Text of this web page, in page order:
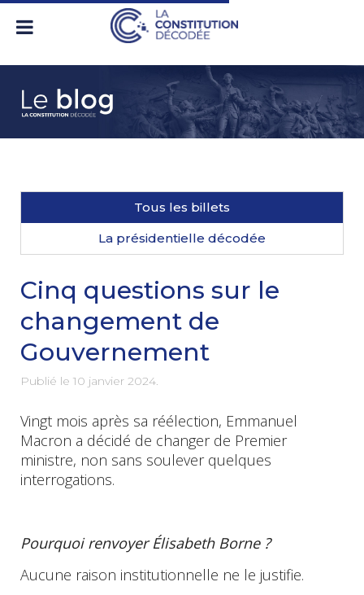
Tous les billets
La présidentielle décodée
Cinq questions sur le
changement de
Gouvernement
Publié le 10 janvier 2024
Vingt mois après sa réélection, Emmanuel
Macron a décidé de changer de Premier
ministre, non sans soulever quelques
interrogations.
Pourquoi renvoyer Élisabeth Borne ?
Aucune raison institutionnelle ne le justifie.